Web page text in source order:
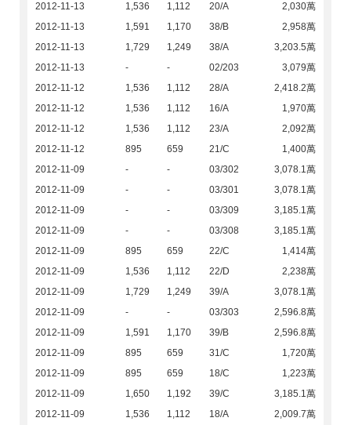
2012-11-13
1,536 1,112 20/A
2,030萬
2012-11-13
1,591 1,170 38/B
2,958萬
2012-11-13
1,729 1,249 38/A
3,203.5萬
2012-11-13
- - 02/203
3,079萬
2012-11-12
1,536 1,112 28/A
2,418.2萬
2012-11-12
1,536 1,112 16/A
1,970萬
2012-11-12
1,536 1,112 23/A
2,092萬
2012-11-12
895 659 21/C
1,400萬
2012-11-09
- - 03/302
3,078.1萬
2012-11-09
- - 03/301
3,078.1萬
2012-11-09
- - 03/309
3,185.1萬
2012-11-09
- - 03/308
3,185.1萬
2012-11-09
895 659 22/C
1,414萬
2012-11-09
1,536 1,112 22/D
2,238萬
2012-11-09
1,729 1,249 39/A
3,078.1萬
2012-11-09
- - 03/303
2,596.8萬
2012-11-09
1,591 1,170 39/B
2,596.8萬
2012-11-09
895 659 31/C
1,720萬
2012-11-09
895 659 18/C
1,223萬
2012-11-09
1,650 1,192 39/C
3,185.1萬
2012-11-09
1,536 1,112 18/A 2,009.7萬